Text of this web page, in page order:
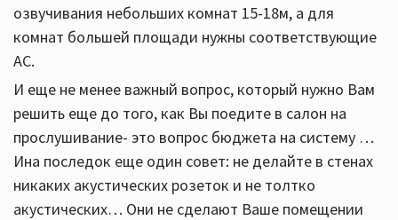
озвучивания небольших комнат 15-18м, а для
комнат большей площади нужны соответствующие
АС.
И еще не менее важный вопрос, который нужно Вам
решить еще до того, как Вы поедите в салон на
прослушивание- это вопрос бюджета на систему …
Ина последок еще один совет: не делайте в стенах
никаких акустических розеток и не толтко
акустических… Они не сделают Ваше помещении